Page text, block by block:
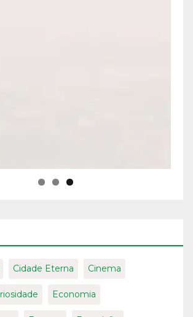
Cidade Eterna Cinema
Economia